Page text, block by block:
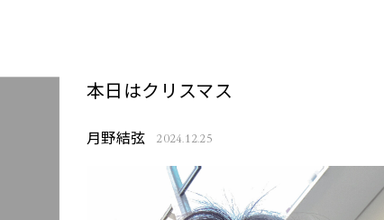
本日はクリスマス
月野結弦 2024.12.25